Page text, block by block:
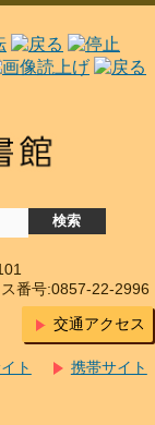
番号:0857-22-2996
交通アクセス
携帯サイト
ト